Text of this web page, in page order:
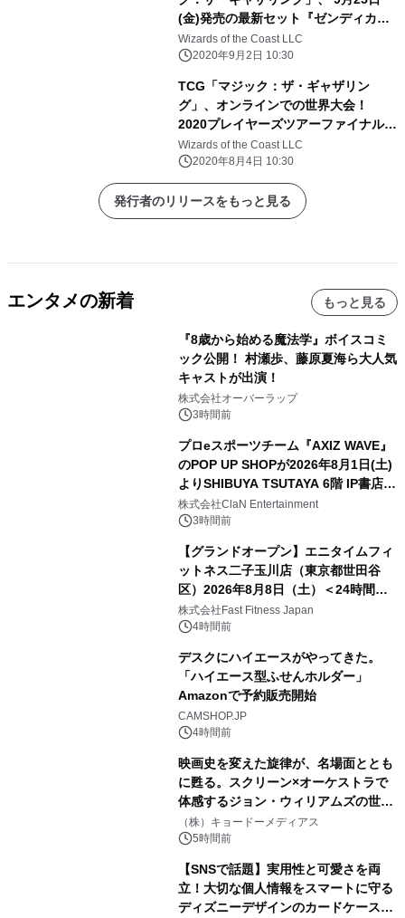
(金)発売の最新セット『ゼンディカー
の夜明け』に 歴代の強力な土地カード
「エクスペディション」を収録！
Wizards of the Coast LLC
2020年9月2日 10:30
TCG「マジック：ザ・ギャザリン
グ」、オンラインでの世界大会！
2020プレイヤーズツアーファイナル
大会レポート
Wizards of the Coast LLC
2020年8月4日 10:30
発行者のリリースをもっと見る
エンタメの新着 もっと見る
『8歳から始める魔法学』ボイスコミ
ック公開！ 村瀬歩、藤原夏海ら大人気
キャストが出演！
株式会社オーバーラップ
3時間前
プロeスポーツチーム『AXIZ WAVE』
のPOP UP SHOPが2026年8月1日(土)
よりSHIBUYA TSUTAYA 6階 IP書店で
開催決定！！
株式会社ClaN Entertainment
3時間前
【グランドオープン】エニタイムフィ
ットネス二子玉川店（東京都世田谷
区）2026年8月8日（土）＜24時間年
中無休のフィットネスジム＞
株式会社Fast Fitness Japan
4時間前
デスクにハイエースがやってきた。
「ハイエース型ふせんホルダー」
Amazonで予約販売開始
CAMSHOP.JP
4時間前
映画史を変えた旋律が、名場面ととも
に甦る。スクリーン×オーケストラで
体感するジョン・ウィリアムズの世
界。ジョン・ウィリアムズ：シネマ・
スペクタキュラー・コンサート 開催決
（株）キョードーメディアス
5時間前
【SNSで話題】実用性と可愛さを両
立！大切な個人情報をスマートに守る
ディズニーデザインのカードケースを